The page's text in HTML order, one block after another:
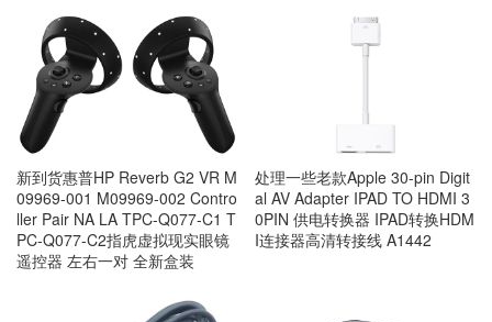
新到货惠普HP Reverb G2 VR M
09969-001 M09969-002 Contro
ller Pair NA LA TPC-Q077-C1 T
PC-Q077-C2指虎虚拟现实眼镜
遥控器 左右一对 全新盒装
处理一些老款Apple 30-pin Digit
al AV Adapter IPAD TO HDMI 3
0PIN 供电转换器 IPAD转换HDM
I连接器高清转接线 A1442